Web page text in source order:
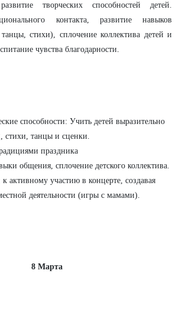
творческих способностей детей.
контакта, развитие навыков
стихи), сплочение коллектива детей и
чувства благодарности.
способности: Учить детей выразительно
стихи, танцы и сценки.
праздника
общения, сплочение детского коллектива.
активному участию в концерте, создавая
деятельности (игры с мамами).
8 Марта